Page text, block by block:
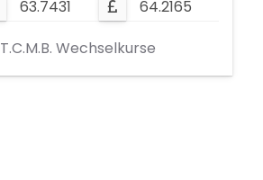
63.7431
64.2165
T.C.M.B. Wechselkurse